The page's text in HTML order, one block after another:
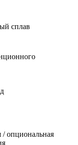
сплав
/ опциональная